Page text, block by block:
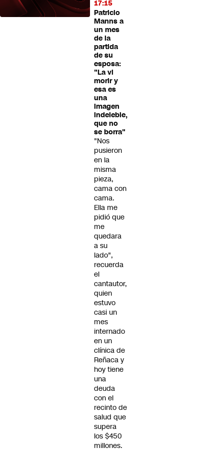
17:15
Patricio
Manns a
un mes
de la
partida
de su
esposa:
"La vi
morir y
esa es
una
imagen
indeleble,
que no
se borra"
"Nos
pusieron
en la
misma
pieza,
cama con
cama.
Ella me
pidió que
me
quedara
a su
lado",
recuerda
el
cantautor,
quien
estuvo
casi un
mes
internado
en un
clínica de
Reñaca y
hoy tiene
una
deuda
con el
recinto de
salud que
supera
los $450
millones.